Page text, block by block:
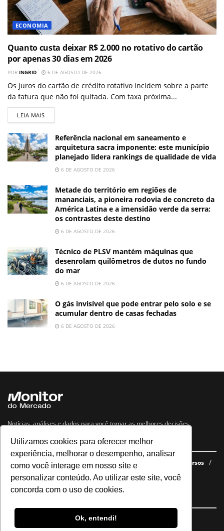
Utilizamos cookies para oferecer melhor
experiência, melhorar o desempenho, analisar
como você interage em nosso site e
personalizar conteúdo. Ao utilizar este site, você
concorda com o uso de cookies.
Ok, entendi!
ECONOMIA
Quanto custa deixar R$ 2.000 no rotativo do cartão
por apenas 30 dias em 2026
POR INGRID 6 DE AGOSTO DE 2026
Os juros do cartão de crédito rotativo incidem sobre a parte
da fatura que não foi quitada. Com taxa próxima...
LEIA MAIS
Referência nacional em saneamento e
arquitetura sacra imponente: este município
planejado lidera rankings de qualidade de vida
6 DE AGOSTO DE 2026
Metade do território em regiões de
mananciais, a pioneira rodovia de concreto da
América Latina e a imensidão verde da serra:
os contrastes deste destino
6 DE AGOSTO DE 2026
Técnico de PLSV mantém máquinas que
desenrolam quilômetros de dutos no fundo
do mar
6 DE AGOSTO DE 2026
O gás invisível que pode entrar pelo solo e se
acumular dentro de casas fechadas
6 DE AGOSTO DE 2026
Notícias, análises e dados para você tomar as melhores decisões.
Navegue no site
Últimas notícias Quem somos E-books gratuitos
Cursos
Política de privacidade